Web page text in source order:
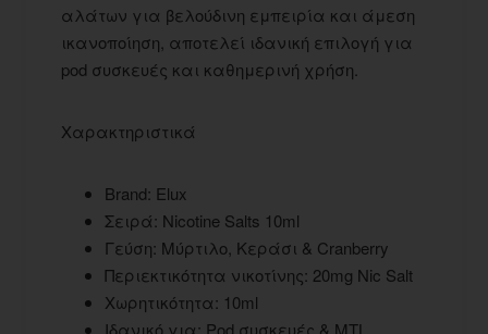
αλάτων για βελούδινη εμπειρία και άμεση
ικανοποίηση, αποτελεί ιδανική επιλογή για
pod συσκευές και καθημερινή χρήση.
Χαρακτηριστικά
Brand: Elux
Σειρά: Nicotine Salts 10ml
Γεύση: Μύρτιλο, Κεράσι & Cranberry
Περιεκτικότητα νικοτίνης: 20mg Nic Salt
Χωρητικότητα: 10ml
Ιδανικό για: Pod συσκευές & MTL